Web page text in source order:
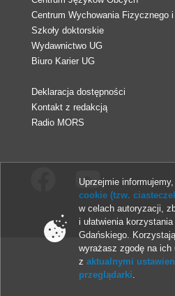
Centrum Wychowania Fizycznego
Szkoły doktorskie
Wydawnictwo UG
Biuro Karier UG
Deklaracja dostępności
Kontakt z redakcją
Radio MORS
© 2013-2026
Uprzejmie
cookie (tzw.
w celach autoryzacji,
i ułatwienia
Gdańskiego.
wyrażasz zgodę na ich
zaktualnymi
przeglądarki.